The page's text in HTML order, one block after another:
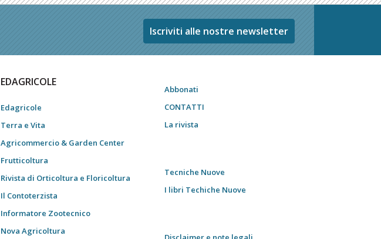
Iscriviti alle nostre newsletter
EDAGRICOLE
Edagricole
Terra e Vita
Agricommercio & Garden Center
Frutticoltura
Rivista di Orticoltura e Floricoltura
Il Contoterzista
Informatore Zootecnico
Nova Agricoltura
Abbonati
CONTATTI
La rivista
Tecniche Nuove
I libri Techiche Nuove